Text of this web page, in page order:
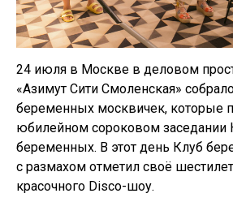
24 июля в Москве в деловом
«Азимут Сити Смоленская»
беременных москвичек, которые
юбилейном сороковом заседании
беременных. В этот день Клуб
с размахом отметил своё
красочного Disco-шоу.